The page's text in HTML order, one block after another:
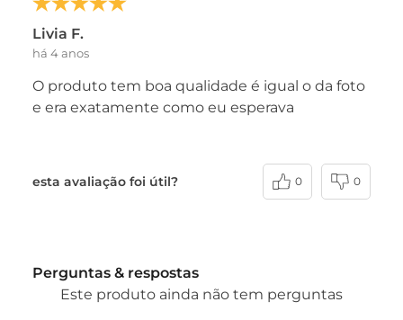
Livia F.
há 4 anos
O produto tem boa qualidade é igual o da foto
e era exatamente como eu esperava
esta avaliação foi útil? 0 0
Perguntas & respostas
Este produto ainda não tem perguntas